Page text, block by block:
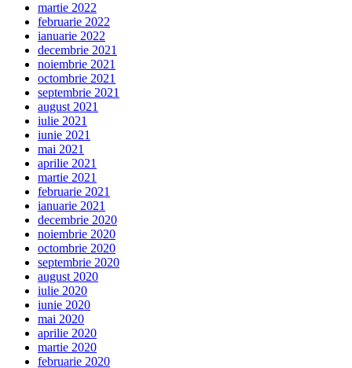
martie 2022
februarie 2022
ianuarie 2022
decembrie 2021
noiembrie 2021
octombrie 2021
septembrie 2021
august 2021
iulie 2021
iunie 2021
mai 2021
aprilie 2021
martie 2021
februarie 2021
ianuarie 2021
decembrie 2020
noiembrie 2020
octombrie 2020
septembrie 2020
august 2020
iulie 2020
iunie 2020
mai 2020
aprilie 2020
martie 2020
februarie 2020